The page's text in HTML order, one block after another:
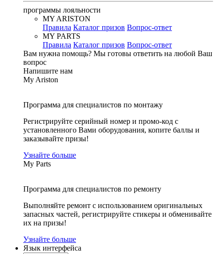
программы лояльности
MY ARISTON
Правила Каталог призов Вопрос-ответ
MY PARTS
Правила Каталог призов Вопрос-ответ
Вам нужна помощь? Мы готовы ответить на любой Ваш
вопрос
Напишите нам
My Ariston
Программа для специалистов по монтажу
Регистрируйте серийный номер и промо-код с
установленного Вами оборудования, копите баллы и
заказывайте призы!
Узнайте больше
My Parts
Программа для специалистов по ремонту
Выполняйте ремонт с использованием оригинальных
запасных частей, регистрируйте стикеры и обменивайте
их на призы!
Узнайте больше
Язык интерфейса